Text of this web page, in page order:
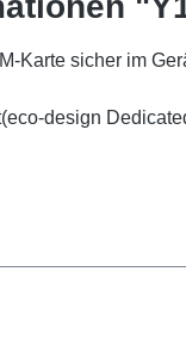
Karte sicher im
design